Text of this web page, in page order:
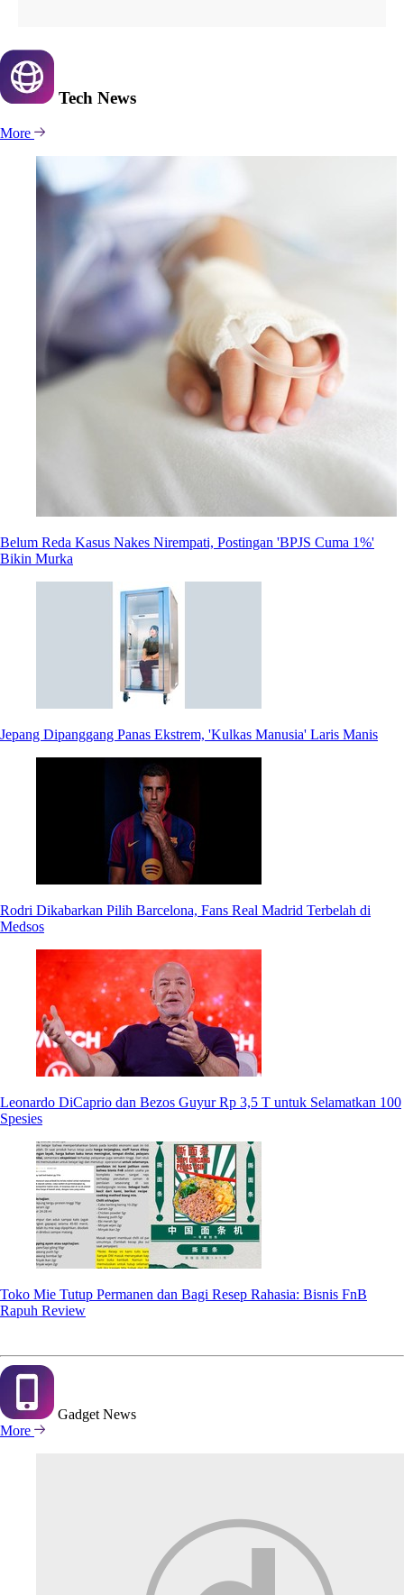
Tech News
More
Belum Reda Kasus Nakes Nirempati, Postingan 'BPJS Cuma 1%'
Bikin Murka
Jepang Dipanggang Panas Ekstrem, 'Kulkas Manusia' Laris Manis
Rodri Dikabarkan Pilih Barcelona, Fans Real Madrid Terbelah di
Medsos
Leonardo DiCaprio dan Bezos Guyur Rp 3,5 T untuk Selamatkan 100
Spesies
Toko Mie Tutup Permanen dan Bagi Resep Rahasia: Bisnis FnB
Rapuh Review
Gadget News
More